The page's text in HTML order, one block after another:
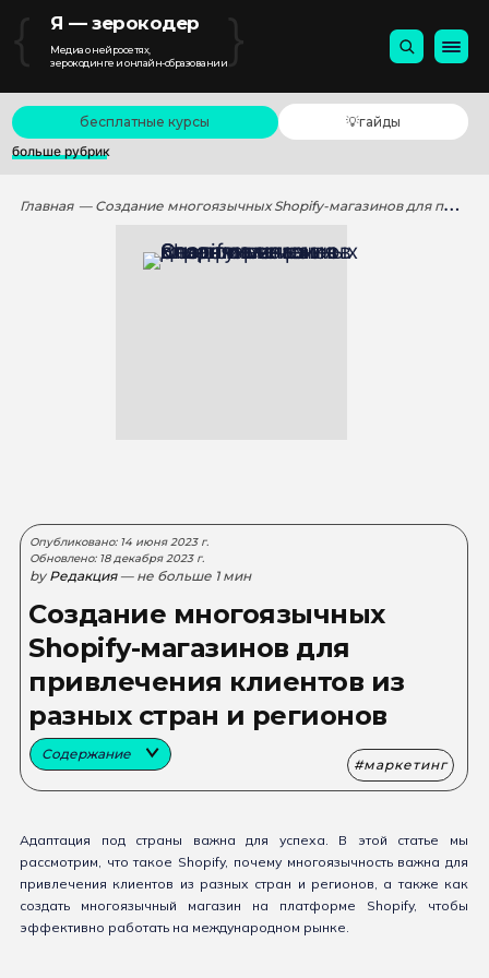
{ Я — зерокодер
Медиа о нейросетях,
зерокодинге и онлайн-образовании}
бесплатные курсы
💡гайды
больше рубрик
Главная — Создание многоязычных Shopify-магазинов для привлечения клиентов из разных стран и регионов
Опубликовано: 14 июня 2023 г.
Обновлено: 18 декабря 2023 г.
by Редакция — не больше 1 мин
Создание многоязычных
Shopify-магазинов для
привлечения клиентов из
разных стран и регионов
Содержание
маркетинг
Адаптация под страны важна для успеха. В этой статье мы
рассмотрим, что такое Shopify, почему многоязычность важна для
привлечения клиентов из разных стран и регионов, а также как
создать многоязычный магазин на платформе Shopify, чтобы
эффективно работать на международном рынке.